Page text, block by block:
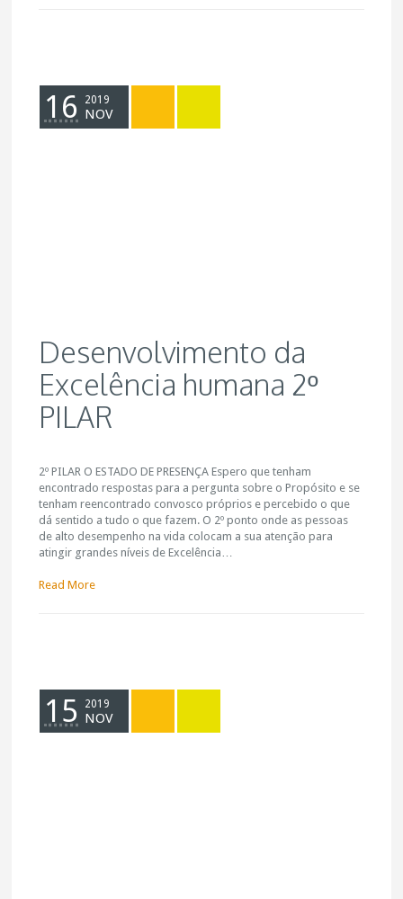
16 2019
NOV
Desenvolvimento da
Excelência humana 2º
PILAR
2º PILAR O ESTADO DE PRESENÇA Espero que tenham
encontrado respostas para a pergunta sobre o Propósito e se
tenham reencontrado convosco próprios e percebido o que
dá sentido a tudo o que fazem. O 2º ponto onde as pessoas
de alto desempenho na vida colocam a sua atenção para
atingir grandes níveis de Excelência…
Read More
15 2019
NOV